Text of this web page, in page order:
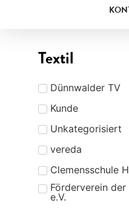
Textil
Dünnwalder TV
Kunde
Unkategorisiert
vereda
Clemensschule
Förderverein
e.V.